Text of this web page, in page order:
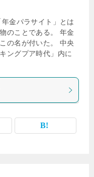
金パラサイト」とは
のことである。 年金
の名が付いた。 中央
ングプア時代」内に